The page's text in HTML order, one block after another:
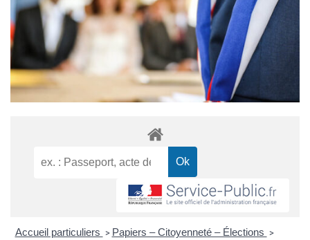
Accueil particuliers > Papiers – Citoyenneté – Élections >